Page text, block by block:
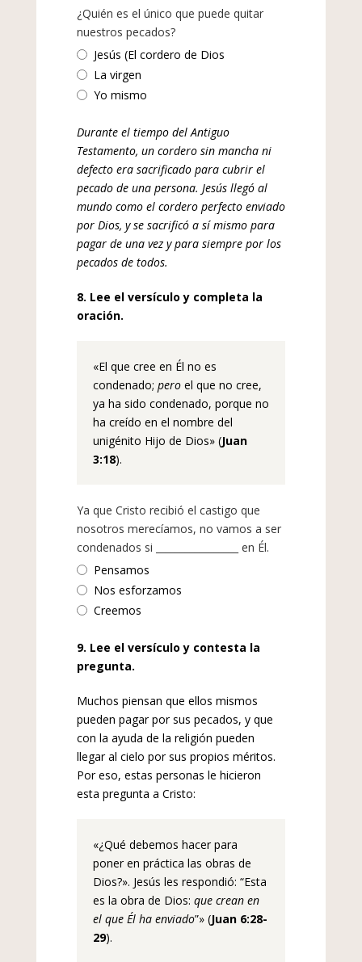
¿Quién es el único que puede quitar
nuestros pecados?
Jesús (El cordero de Dios
La virgen
Yo mismo
Durante el tiempo del Antiguo
Testamento, un cordero sin mancha ni
defecto era sacrificado para cubrir el
pecado de una persona. Jesús llegó al
mundo como el cordero perfecto enviado
por Dios, y se sacrificó a sí mismo para
pagar de una vez y para siempre por los
pecados de todos.
8. Lee el versículo y completa la
oración.
«El que cree en Él no es
condenado; peroel que no cree,
ya ha sido condenado, porque no
ha creído en el nombre del
unigénito Hijo de Dios» (Juan
3:18).
Ya que Cristo recibió el castigo que
nosotros merecíamos, no vamos a ser
condenados si _________________ en Él.
Pensamos
Nos esforzamos
Creemos
9. Lee el versículo y contesta la
pregunta.
Muchos piensan que ellos mismos
pueden pagar por sus pecados, y que
con la ayuda de la religión pueden
llegar al cielo por sus propios méritos.
Por eso, estas personas le hicieron
esta pregunta a Cristo:
«¿Qué debemos hacer para
poner en práctica las obras de
Dios?». Jesús les respondió: “Esta
es la obra de Dios: que crean en
el que Él ha enviado”» (Juan 6:28-
29).